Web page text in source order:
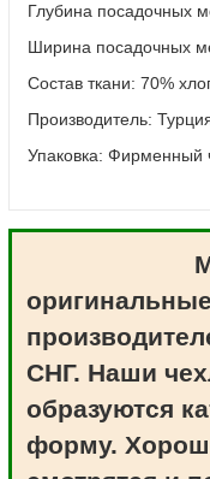
Глубина посадочных
Ширина посадочных
Состав ткани: 70%
Производитель:
Упаковка: Фирменный
СНГ. Наши
образуются
форму.